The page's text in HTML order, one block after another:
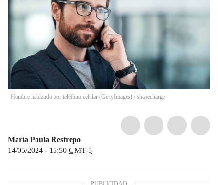
Hombre hablando por teléfono celular (GettyImages) / shapecharge
María Paula Restrepo
14/05/2024 - 15:50 GMT-5